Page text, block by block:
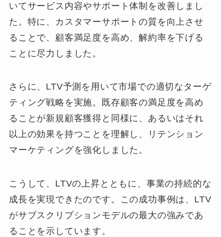
いてサービス内容やサポート体制を改善しまし
た。特に、カスタマーサポートの質を向上させ
ることで、顧客満足度を高め、解約率を下げる
ことに尽力しました。
さらに、LTV予測を用いて市場での適切なターゲ
ティング戦略を実施。既存顧客の満足度を高め
ることが新規顧客獲得と同様に、あるいはそれ
以上の効果を持つことを理解し、リテンション
マーケティングを強化しました。
こうして、LTVの上昇とともに、事業の持続的な
成長を実現できたのです。この成功事例は、LTV
がサブスクリプションモデルの最大の強みであ
ることを示しています。